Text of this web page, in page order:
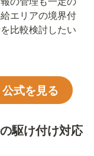
エリアの境界付
比較検討したい
式を見る
駆け付け対応